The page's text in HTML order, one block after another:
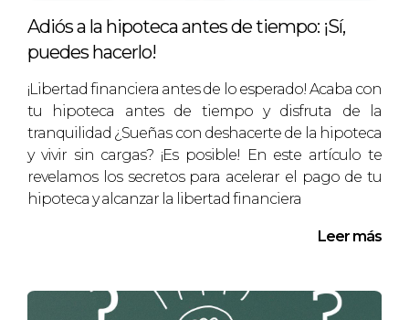
entorns pintorescos, les famílies poden
trobar l'espai perfecte per créixer i prosperar.
geogràfic, sinó un llar on la vida familiar
floreix en un entorn culturalment enriquidor.
Descobreix per què tantes famílies trien
catalunya com l'escenari per construir
records inoblidables i proporcionar als seus
fills una infància plena d'experiències i
Adiós a la hipoteca antes de tiempo: ¡Sí,
puedes hacerlo!
¡Libertad financiera antes de lo esperado! Acaba con
tu hipoteca antes de tiempo y disfruta de la
tranquilidad ¿Sueñas con deshacerte de la hipoteca
y vivir sin cargas? ¡Es posible! En este artículo te
revelamos los secretos para acelerar el pago de tu
hipoteca y alcanzar la libertad financiera
Leer más